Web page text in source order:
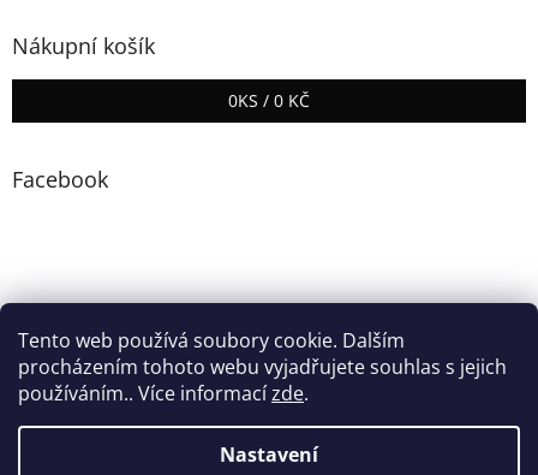
Tento web používá soubory cookie. Dalším
procházením tohoto webu vyjadřujete souhlas s jejich
používáním.. Více informacízde.
Nastavení
Nákupní košík
0KS / 0 KČ
Facebook